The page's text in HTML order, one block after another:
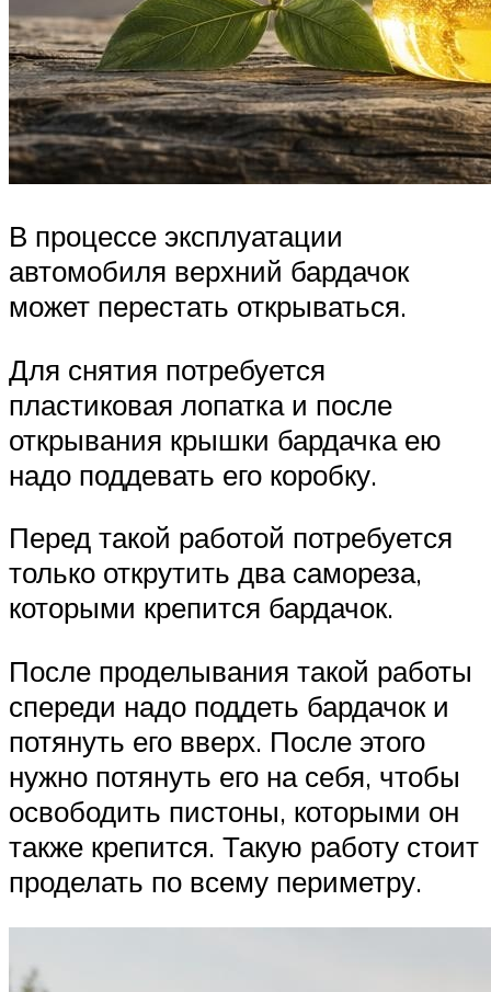
В процессе эксплуатации
автомобиля верхний бардачок
может перестать открываться.
Для снятия потребуется
пластиковая лопатка и после
открывания крышки бардачка ею
надо поддевать его коробку.
Перед такой работой потребуется
только открутить два самореза,
которыми крепится бардачок.
После проделывания такой работы
спереди надо поддеть бардачок и
потянуть его вверх. После этого
нужно потянуть его на себя, чтобы
освободить пистоны, которыми он
также крепится. Такую работу стоит
проделать по всему периметру.